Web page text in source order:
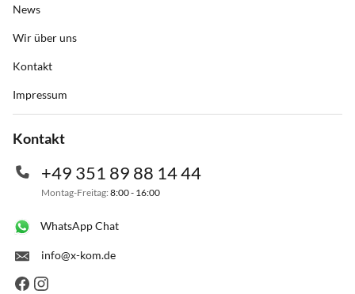
News
Wir über uns
Kontakt
Impressum
Kontakt
+49 351 89 88 14 44
Montag-Freitag: 8:00 - 16:00
WhatsApp Chat
info@x-kom.de